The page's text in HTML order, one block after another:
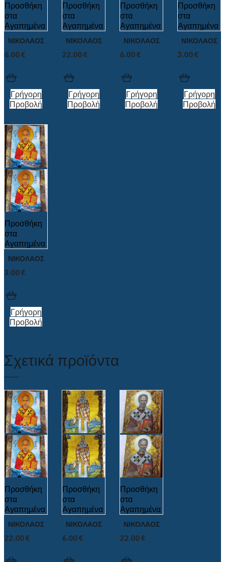
Προσθήκη
στα
Αγαπημένα
ΝΙΚΟΛΑΟΣ
6.00€
Γρήγορη
Προβολή
Προσθήκη
στα
Αγαπημένα
ΝΙΚΟΛΑΟΣ
22.00€
Γρήγορη
Προβολή
Προσθήκη
στα
Αγαπημένα
ΝΙΚΟΛΑΟΣ
6.00€
Γρήγορη
Προβολή
Προσθήκη
στα
Αγαπημένα
ΝΙΚΟΛΑΟΣ
3.00€
Γρήγορη
Προβολή
Προσθήκη
στα
Αγαπημένα
ΝΙΚΟΛΑΟΣ
3.00€
Γρήγορη
Προβολή
Σχετικά προϊόντα
Προσθήκη
στα
Αγαπημένα
ΝΙΚΟΛΑΟΣ
22.00€
Προσθήκη
στα
Αγαπημένα
ΝΙΚΟΛΑΟΣ
6.00€
Προσθήκη
στα
Αγαπημένα
ΝΙΚΟΛΑΟΣ
22.00€